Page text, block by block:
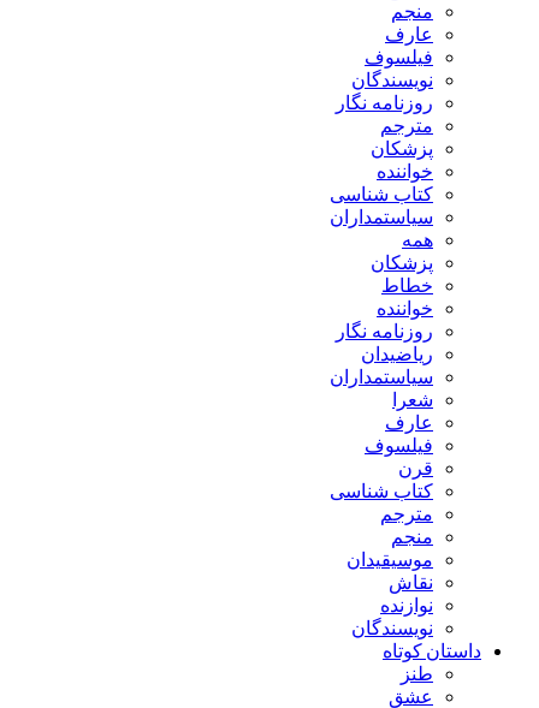
منجم
عارف
فیلسوف
نویسندگان
روزنامه نگار
مترجم
پزشکان
خواننده
کتاب شناسی
سیاستمداران
همه
پزشکان
خطاط
خواننده
روزنامه نگار
ریاضیدان
سیاستمداران
شعرا
عارف
فیلسوف
قرن
کتاب شناسی
مترجم
منجم
موسیقیدان
نقاش
نوازنده
نویسندگان
داستان کوتاه
طنز
عشق